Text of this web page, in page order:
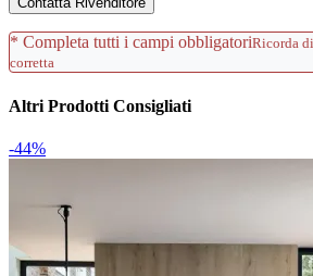
* Completa tutti i campi obbligatoriRicorda
corretta
Altri Prodotti Consigliati
-44%